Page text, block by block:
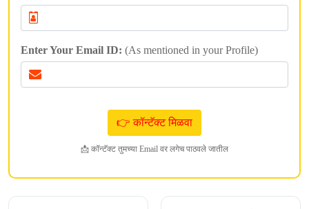
Enter Your Email ID: (As mentioned in your Profile)
📩 कॉन्टॅक्ट तुमच्या Email वर लगेच पाठवले जातील